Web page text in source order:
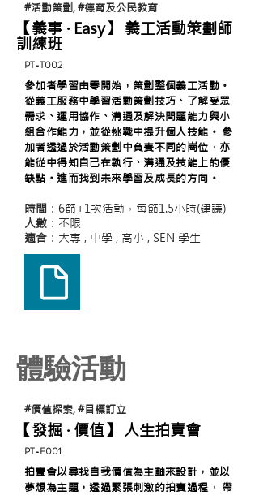
#活動策劃, #德育及公民教育
【義事 ‧ Easy】 義工活動策劃師
訓練班
PT-T002
參加者學習由零開始，策劃整個義工活動。
從義工服務中學習活動策劃技巧、了解受眾
需求、運用協作、溝通及解決問題能力與小
組合作能力，並從挑戰中提升個人技能。 參
加者透過於活動策劃中負責不同的崗位，亦
能從中得知自己在執行、溝通及技能上的優
缺點。進而找到未來學習及成長的方向。
時間 ：6節+1次活動，每節1.5小時(建議)
人數 ：不限
適合 ：大專 , 中學 , 高小 , SEN 學生
體驗活動
#價值探索, #目標訂立
【發掘 ‧ 價值】 人生拍賣會
​PT-E001
拍賣會以尋找自我價值為主軸來設計，並以
夢想為主題，透過緊張刺激的拍賣過程， 帶